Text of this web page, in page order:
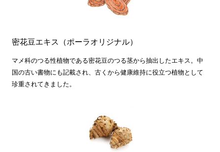
密花豆エキス（ポーラオリジナル）
マメ科のつる性植物である密花豆のつる茎から抽出したエキス。中
国の古い書物にも記載され、古くから健康維持に役立つ植物として
珍重されてきました。